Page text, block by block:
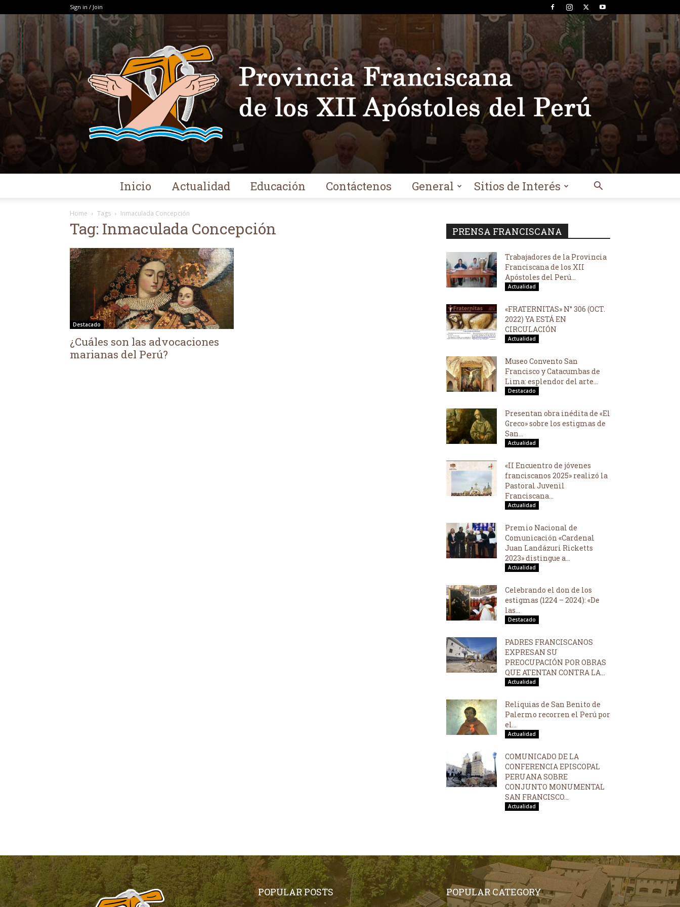
Sign in / Join
Inicio Actualidad Educación Contáctenos General Sitios de Interés
Home Tags Inmaculada Concepción
Tag: Inmaculada Concepción
Destacado
¿Cuáles son las advocaciones
marianas del Perú?
PRENSA FRANCISCANA
Trabajadores de la Provincia
Franciscana de los XII
Apóstoles del Perú...
Actualidad
«FRATERNITAS» N° 306 (OCT.
2022) YA ESTÁ EN
CIRCULACIÓN
Actualidad
Museo Convento San
Francisco y Catacumbas de
Lima: esplendor del arte...
Destacado
Presentan obra inédita de «El
Greco» sobre los estigmas de
San...
Actualidad
«II Encuentro de jóvenes
franciscanos 2025» realizó la
Pastoral Juvenil
Franciscana...
Actualidad
Premio Nacional de
Comunicación «Cardenal
Juan Landázuri Ricketts
2023» distingue a...
Actualidad
Celebrando el don de los
estigmas (1224 – 2024): «De
las...
Destacado
PADRES FRANCISCANOS
EXPRESAN SU
PREOCUPACIÓN POR OBRAS
QUE ATENTAN CONTRA LA...
Actualidad
Reliquias de San Benito de
Palermo recorren el Perú por
el...
Actualidad
COMUNICADO DE LA
CONFERENCIA EPISCOPAL
PERUANA SOBRE
CONJUNTO MONUMENTAL
SAN FRANCISCO...
Actualidad
POPULAR POSTS POPULAR CATEGORY